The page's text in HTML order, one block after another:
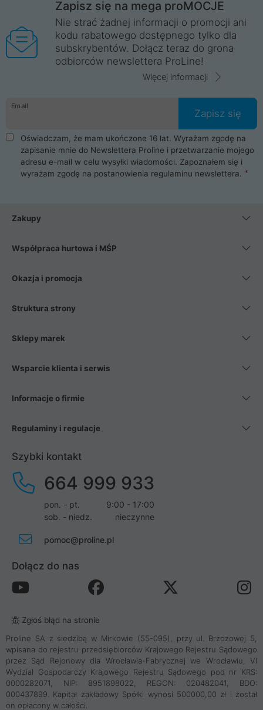
Zapisz się na mega proMOCJE
Nie strać żadnej informacji o promocji ani
kodu rabatowego dostępnego tylko dla
subskrybentów. Dołącz teraz do grona
odbiorców newslettera ProLine!
Więcej informacji
Email
Zapisz się
Oświadczam, że mam ukończone 16 lat. Wyrażam zgodę na
zapisanie mnie do Newslettera Proline i przetwarzanie mojego
adresu e-mail w celu wysyłki wiadomości. Zapoznałem się i
wyrażam zgodę na postanowienia regulaminu newslettera.
Zakupy
Współpraca hurtowa i MŚP
Okazja i promocja
Struktura strony
Sklepy marek
Wsparcie klienta i serwis
Informacje o firmie
Regulaminy i regulacje
Szybki kontakt
664 999 933
pon. - pt.
9:00 - 17:00
sob. - niedz.
nieczynne
pomoc@proline.pl
Dołącz do nas
Zgłoś błąd na stronie
Proline SA z siedzibą w Mirkowie (55-095), przy ul. Brzozowej 5,
wpisana do rejestru przedsiębiorców Krajowego Rejestru Sądowego
przez Sąd Rejonowy dla Wrocławia-Fabrycznej we Wrocławiu, VI
Wydział Gospodarczy Krajowego Rejestru Sądowego pod nr KRS:
0000282071, NIP: 8951898022, REGON: 020482041, BDO:
000437899. Kapitał zakładowy Spółki wynosi 500000,00 zł i został
on opłacony w całości.